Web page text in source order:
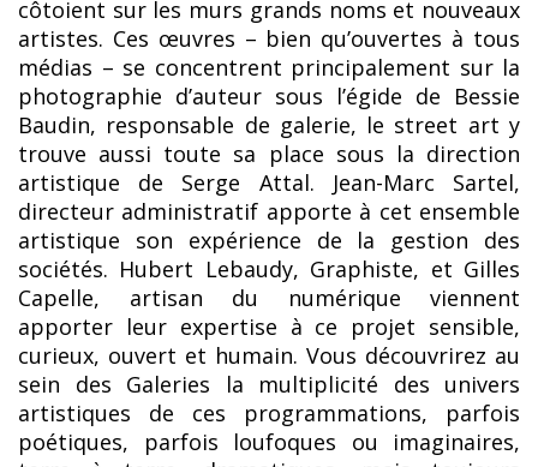
côtoient sur les murs grands noms et nouveaux
artistes. Ces œuvres – bien qu’ouvertes à tous
médias – se concentrent principalement sur la
photographie d’auteur sous l’égide de Bessie
Baudin, responsable de galerie, le street art y
trouve aussi toute sa place sous la direction
artistique de Serge Attal. Jean-Marc Sartel,
directeur administratif apporte à cet ensemble
artistique son expérience de la gestion des
sociétés. Hubert Lebaudy, Graphiste, et Gilles
Capelle, artisan du numérique viennent
apporter leur expertise à ce projet sensible,
curieux, ouvert et humain. Vous découvrirez au
sein des Galeries la multiplicité des univers
artistiques de ces programmations, parfois
poétiques, parfois loufoques ou imaginaires,